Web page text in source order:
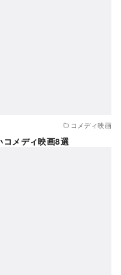
コメディ映画
メディ映画8選